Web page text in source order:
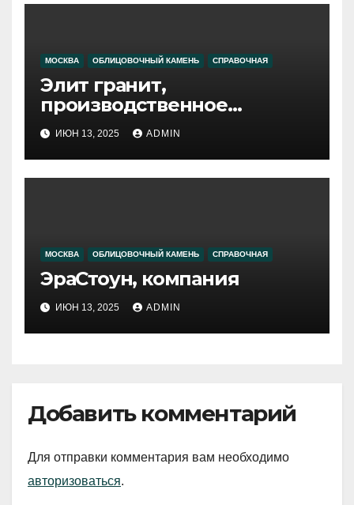
МОСКВА ОБЛИЦОВОЧНЫЙ КАМЕНЬ СПРАВОЧНАЯ
Элит гранит,
производственное
объединение
ИЮН 13, 2025 ADMIN
МОСКВА ОБЛИЦОВОЧНЫЙ КАМЕНЬ СПРАВОЧНАЯ
ЭраСтоун, компания
ИЮН 13, 2025 ADMIN
Добавить комментарий
Для отправки комментария вам необходимо
авторизоваться.